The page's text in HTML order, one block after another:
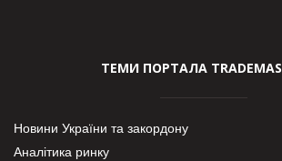
ТЕМИ ПОРТАЛА
Новини України та закордону
Аналітика ринку